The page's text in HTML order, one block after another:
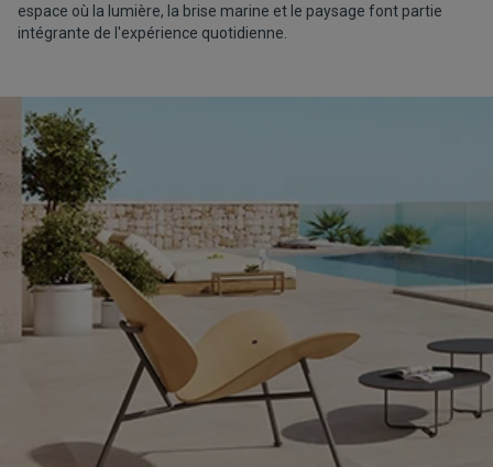
espace où la lumière, la brise marine et le paysage font partie
intégrante de l'expérience quotidienne.